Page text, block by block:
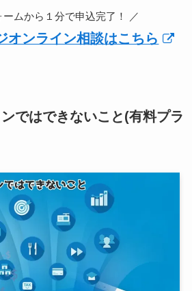
ームから１分で申込完了！ ／
オンライン相談はこちら
ではできないこと(有料プラ